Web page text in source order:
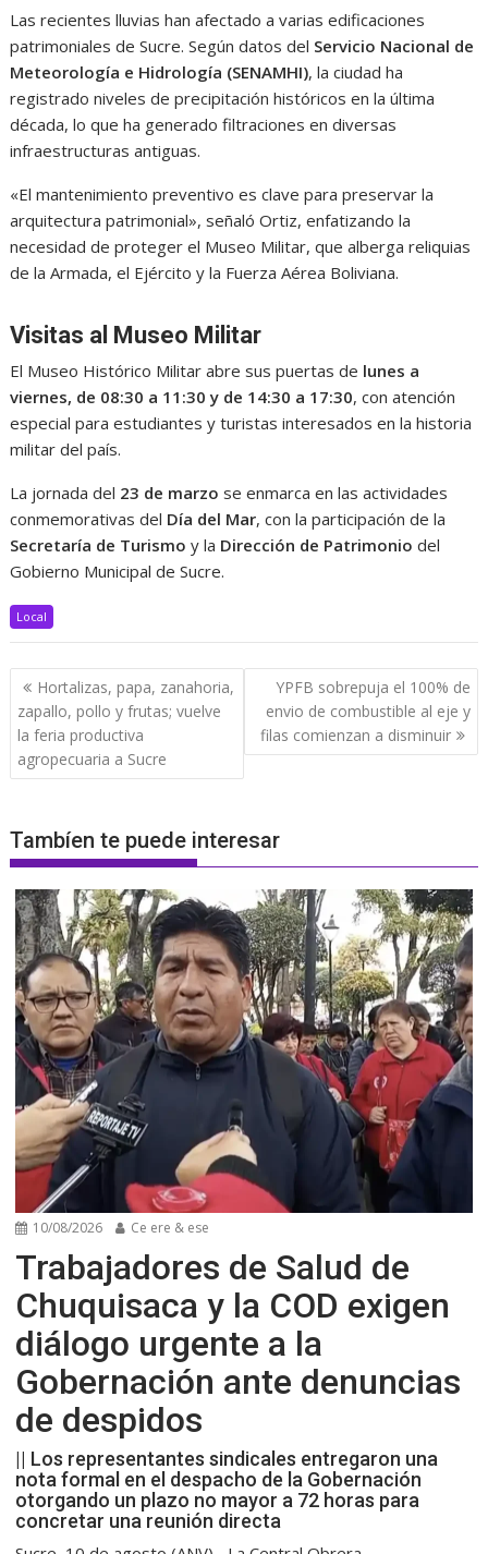
Las recientes lluvias han afectado a varias edificaciones
patrimoniales de Sucre. Según datos del Servicio Nacional de
Meteorología e Hidrología (SENAMHI), la ciudad ha
registrado niveles de precipitación históricos en la última
década, lo que ha generado filtraciones en diversas
infraestructuras antiguas.
«El mantenimiento preventivo es clave para preservar la
arquitectura patrimonial», señaló Ortiz, enfatizando la
necesidad de proteger el Museo Militar, que alberga reliquias
de la Armada, el Ejército y la Fuerza Aérea Boliviana.
Visitas al Museo Militar
El Museo Histórico Militar abre sus puertas de lunes a
viernes, de 08:30 a 11:30 y de 14:30 a 17:30, con atención
especial para estudiantes y turistas interesados en la historia
militar del país.
La jornada del 23 de marzo se enmarca en las actividades
conmemorativas del Día del Mar, con la participación de la
Secretaría de Turismo y la Dirección de Patrimonio del
Gobierno Municipal de Sucre.
Local
Navegación
de
entradas
Hortalizas, papa, zanahoria,
zapallo, pollo y frutas; vuelve
la feria productiva
agropecuaria a Sucre
YPFB sobrepuja el 100% de
envio de combustible al eje y
filas comienzan a disminuir
Tambíen te puede interesar
10/08/2026 Ce ere & ese
Trabajadores de Salud de
Chuquisaca y la COD exigen
diálogo urgente a la
Gobernación ante denuncias
de despidos
|| Los representantes sindicales entregaron una
nota formal en el despacho de la Gobernación
otorgando un plazo no mayor a 72 horas para
concretar una reunión directa